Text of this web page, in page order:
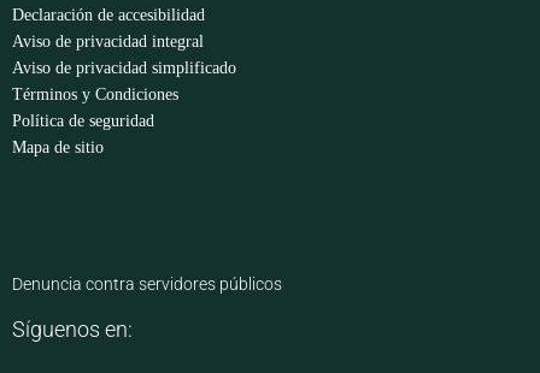
Declaración de accesibilidad
Aviso de privacidad integral
Aviso de privacidad simplificado
Términos y Condiciones
Política de seguridad
Mapa de sitio
Denuncia contra servidores públicos
Síguenos en: